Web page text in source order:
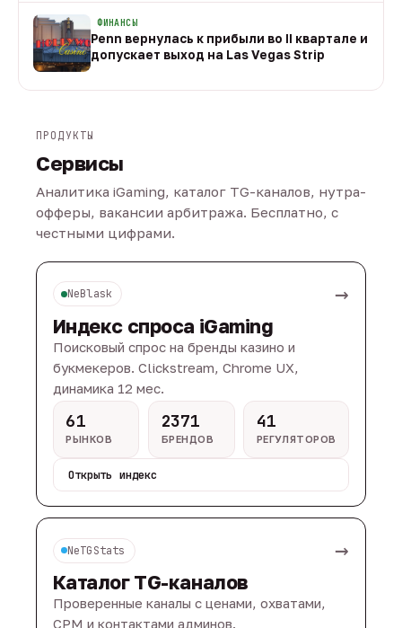
ФИНАНСЫ
Penn вернулась к прибыли во II квартале и
допускает выход на Las Vegas Strip
ПРОДУКТЫ
Сервисы
Аналитика iGaming, каталог TG-каналов, нутра-
офферы, вакансии арбитража. Бесплатно, с
честными цифрами.
NeBlask →
Индекс спроса iGaming
Поисковый спрос на бренды казино и
букмекеров. Clickstream, Chrome UX,
динамика 12 мес.
61
РЫНКОВ
2371
БРЕНДОВ
41
РЕГУЛЯТОРОВ
Открыть индекс
NeTGStats →
Каталог TG-каналов
Проверенные каналы с ценами, охватами,
CPM и контактами админов.